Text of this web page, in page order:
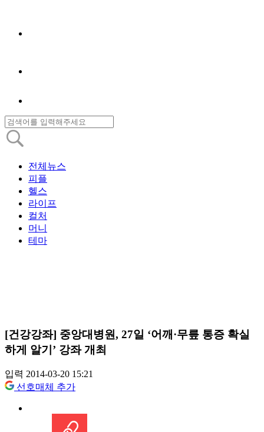
전체뉴스
피플
헬스
라이프
컬처
머니
테마
[건강강좌] 중앙대병원, 27일 ‘어깨·무릎 통증 확실
하게 알기’ 강좌 개최
입력 2014-03-20 15:21
선호매체 추가